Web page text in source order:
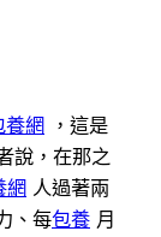
養網 ，這是
說，在那之
網 人過著兩
、每包養 月